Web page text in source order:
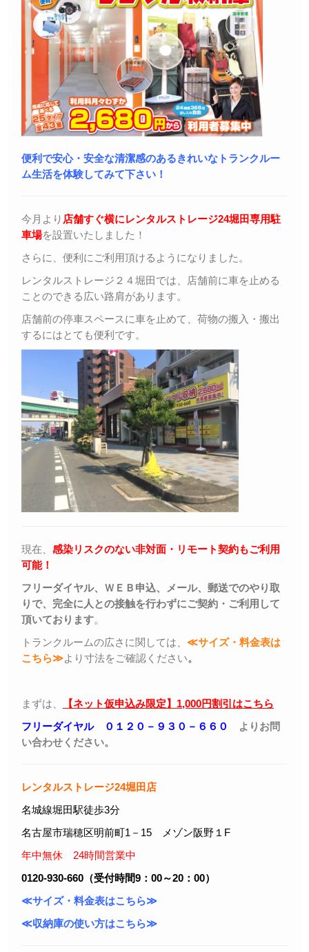
便利で安心・安全な清潔感のあるきれいなトランクルー
ム生活を体験してみて下さい！
今月より 店舗すぐ横にレンタルストレージ24堀田専用駐
車場を設置いたしました！
さらに、便利にご利用頂けるようになりました。
レンタルストレージ２４堀田では、店舗前に車を止める
ことのできる広い路肩があります。
店舗前の停車スペースに車を止めて、荷物の搬入・搬出
するにはとても便利です。
現在、 感染リスクのない非対面・リモート契約もご利用
可能！
フリーダイヤル、ＷＥＢ申込、メール、郵送でのやり取
りで、完全に人との接触を行わずにご契約・ご利用して
頂いております。
トランクルームの広さに関しては、 ≪サイズ・料金表は
こちら≫より寸法をご確認ください。
まずは、
【ネット仮申込み限定】1,000円割引はこちら
フリーダイヤル ０１２０－９３０－６６０
よりお問
い合わせください。
レンタルストレージ24堀田店
名城線堀田駅徒歩3分
名古屋市瑞穂区明前町1－15 メゾン阪野１F
年中無休 24時間営業中
0120-930-660（受付時間9：00～20：00）
≪サイズ・料金表はこちら≫
≪収納庫の使い方はこちら≫